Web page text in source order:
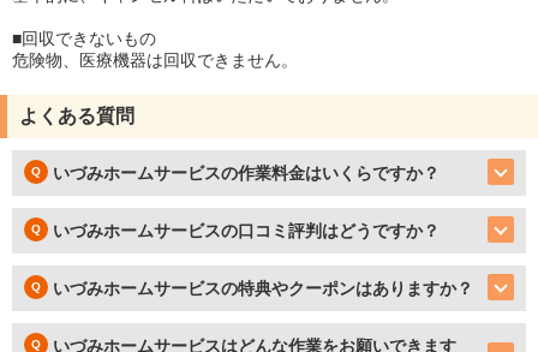
■回収できないもの
危険物、医療機器は回収できません。
よくある質問
いづみホームサービスの作業料金はいくらですか？
いづみホームサービスの口コミ評判はどうですか？
いづみホームサービスの特典やクーポンはありますか？
いづみホームサービスはどんな作業をお願いできます